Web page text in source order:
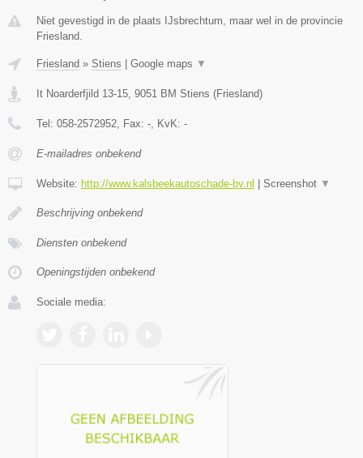
Niet gevestigd in de plaats IJsbrechtum, maar wel in de provincie
Friesland.
Friesland » Stiens Google maps ▼
It Noarderfjild 13-15, 9051 BM Stiens (Friesland)
Tel: 058-2572952, Fax: -, KvK: -
E-mailadres onbekend
Website: http://www.kalsbeekautoschade-bv.nl Screenshot ▼
Beschrijving onbekend
Diensten onbekend
Openingstijden onbekend
Sociale media: